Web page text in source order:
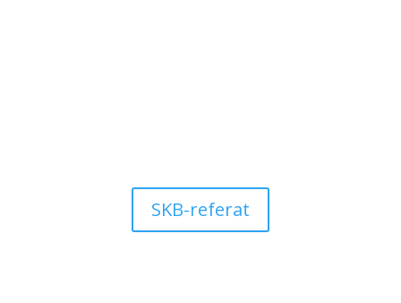
SKB-referat